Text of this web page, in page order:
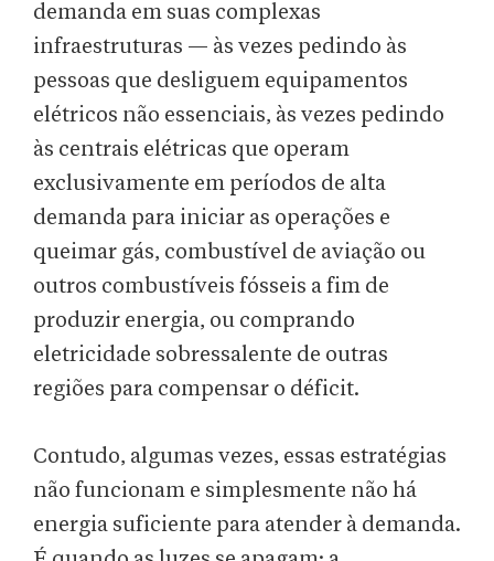
demanda em suas complexas
infraestruturas — às vezes pedindo às
pessoas que desliguem equipamentos
elétricos não essenciais, às vezes pedindo
às centrais elétricas que operam
exclusivamente em períodos de alta
demanda para iniciar as operações e
queimar gás, combustível de aviação ou
outros combustíveis fósseis a fim de
produzir energia, ou comprando
eletricidade sobressalente de outras
regiões para compensar o déficit.
Contudo, algumas vezes, essas estratégias
não funcionam e simplesmente não há
energia suficiente para atender à demanda.